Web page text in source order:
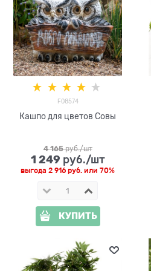
F08574
Кашпо для цветов Совы
4 165 руб./шт
1 249 руб./шт
выгода 2 916 руб. или 70%
КУПИТЬ